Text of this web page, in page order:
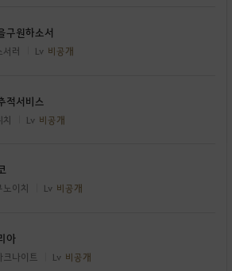
구원하소서
서러 Lv 비공개
적서비스
치 Lv 비공개
노이치 Lv 비공개
아
크나이트 Lv 비공개